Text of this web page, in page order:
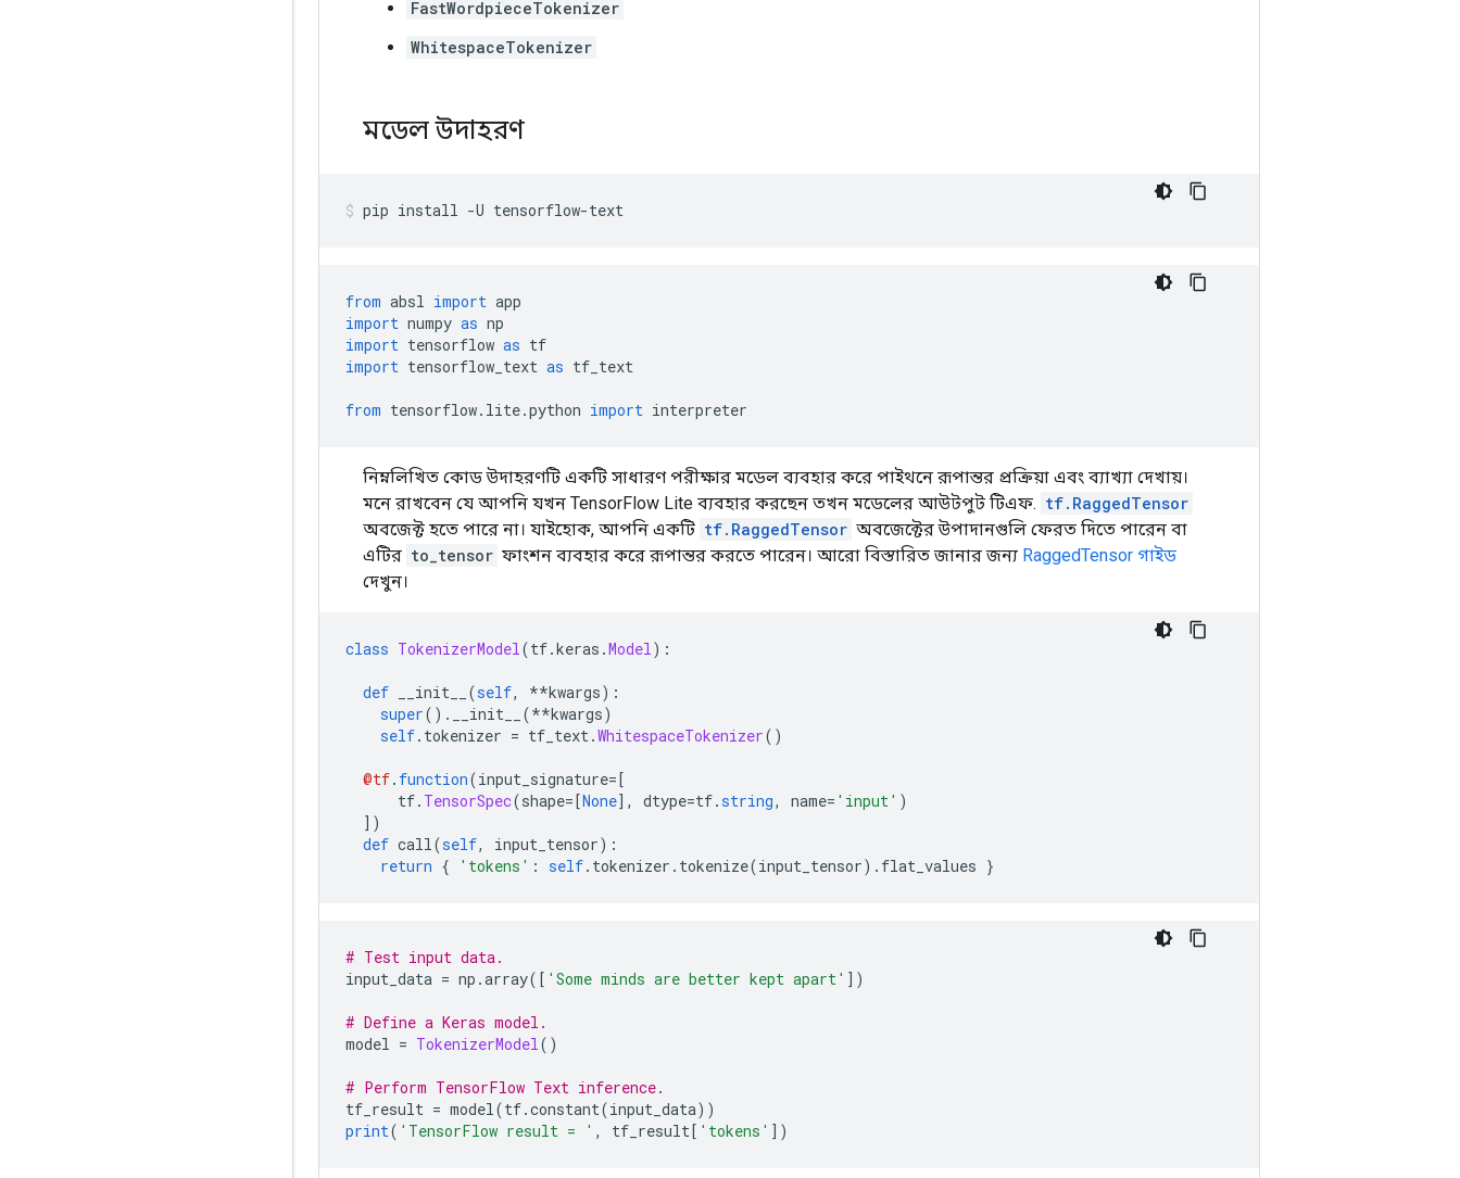
FastWordpieceTokenizer
WhitespaceTokenizer
মডেল উদাহরণ
pip install -U tensorflow-text
from absl import app
import numpy as np
import tensorflow as tf
import tensorflow_text as tf_text
from tensorflow. lite.python import interpreter
নিম্নলিখিত কোড উদাহরণটি একটি সাধারণ পরীক্ষার মডেল ব্যবহার করে পাইথনে রূপান্তর প্রক্রিয়া এবং ব্যাখ্যা দেখায়।
মনে রাখবেন যে আপনি যখন TensorFlow Lite ব্যবহার করছেন তখন মডেলের আউটপুট টিএফ. tf.RaggedTensor
অবজেক্ট হতে পারে না। যাইহোক, আপনি একটি tf.RaggedTensor অবজেক্টের উপাদানগুলি ফেরত দিতে পারেন বা
এটির to_tensor ফাংশন ব্যবহার করে রূপান্তর করতে পারেন। আরো বিস্তারিত জানার জন্য RaggedTensor গাইড
দেখুন।
class TokenizerModel(tf.keras .Model):
def __init__ (self, **kwargs):
super(). __init__ (**kwargs)
self. tokenizer = tf_text.WhitespaceTokenizer()
@tf. function(input_signature=[
tf. TensorSpec(shape=[None], dtype=tf.string, name= 'input' )
])
def call(self, input_tensor):
return { 'tokens' : self. tokenizer . tokenize(input_tensor). flat_values }
# Test input data.
input_data = np .array([ 'Some minds are better kept apart' ])
# Define a Keras model.
model = TokenizerModel()
# Perform TensorFlow Text inference.
tf_result = model(tf.constant(input_data))
print( 'TensorFlow result = ' , tf_result[ 'tokens' ])